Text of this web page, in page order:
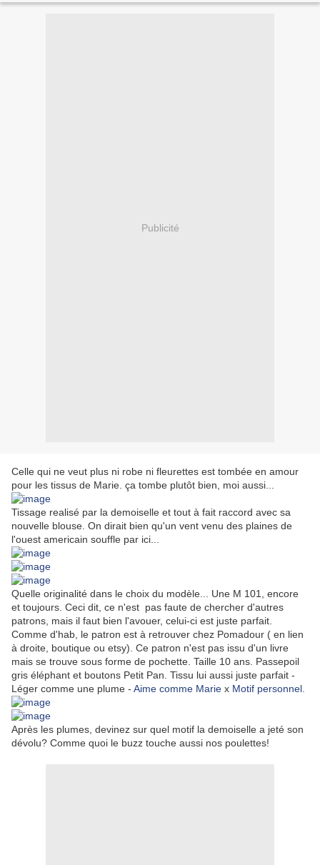
Publicité
Celle qui ne veut plus ni robe ni fleurettes est tombée en amour
pour les tissus de Marie. ça tombe plutôt bien, moi aussi...
Tissage realisé par la demoiselle et tout à fait raccord avec sa
nouvelle blouse. On dirait bien qu'un vent venu des plaines de
l'ouest americain souffle par ici...
Quelle originalité dans le choix du modèle... Une M 101, encore
et toujours. Ceci dit, ce n'est pas faute de chercher d'autres
patrons, mais il faut bien l'avouer, celui-ci est juste parfait.
Comme d'hab, le patron est à retrouver chez Pomadour ( en lien
à droite, boutique ou etsy). Ce patron n'est pas issu d'un livre
mais se trouve sous forme de pochette. Taille 10 ans. Passepoil
gris éléphant et boutons Petit Pan. Tissu lui aussi juste parfait -
Léger comme une plume - Aime comme Marie x Motif personnel.
Après les plumes, devinez sur quel motif la demoiselle a jeté son
dévolu? Comme quoi le buzz touche aussi nos poulettes!